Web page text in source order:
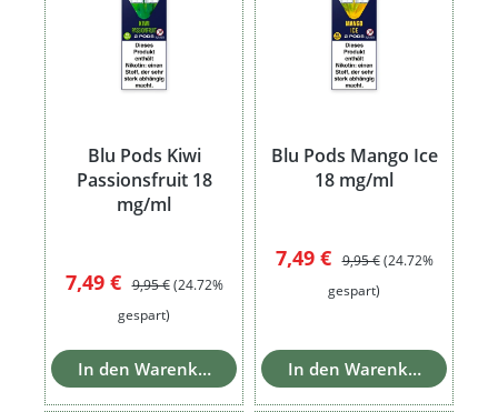
Blu Pods Kiwi
Passionsfruit 18
mg/ml
Verkaufspreis:
7,49 € Regulärer Preis:
9,95 € (24.72%
gespart)
In den Warenkorb
Blu Pods Mango Ice
18 mg/ml
Verkaufspreis:
7,49 € Regulärer Preis:
9,95 € (24.72%
gespart)
In den Warenkorb